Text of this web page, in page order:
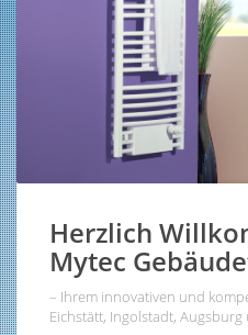
Herzlich
Mytec
– Ihrem innovativen und
Eichstätt, Ingolstadt,